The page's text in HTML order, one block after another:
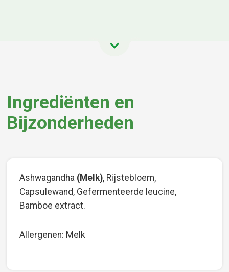
Ingrediënten en
Bijzonderheden
Ashwagandha (Melk), Rijstebloem,
Capsulewand, Gefermenteerde leucine,
Bamboe extract.
Allergenen: Melk